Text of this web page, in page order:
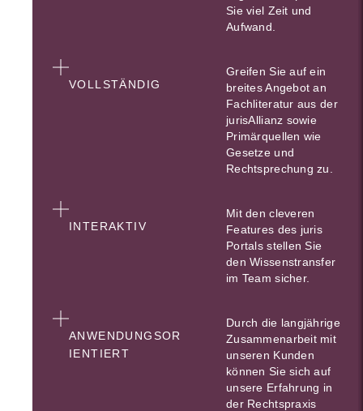
Sie viel Zeit und
Aufwand.
VOLLSTÄNDIG
Greifen Sie auf ein
breites Angebot an
Fachliteratur aus der
jurisAllianz sowie
Primärquellen wie
Gesetze und
Rechtsprechung zu.
INTERAKTIV
Mit den cleveren
Features des juris
Portals stellen Sie
den Wissenstransfer
im Team sicher.
ANWENDUNGSOR
IENTIERT
Durch die langjährige
Zusammenarbeit mit
unseren Kunden
können Sie sich auf
unsere Erfahrung in
der Rechtspraxis